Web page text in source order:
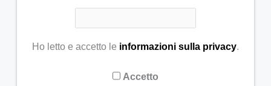
Ho letto e accetto le informazioni sulla privacy.
Accetto